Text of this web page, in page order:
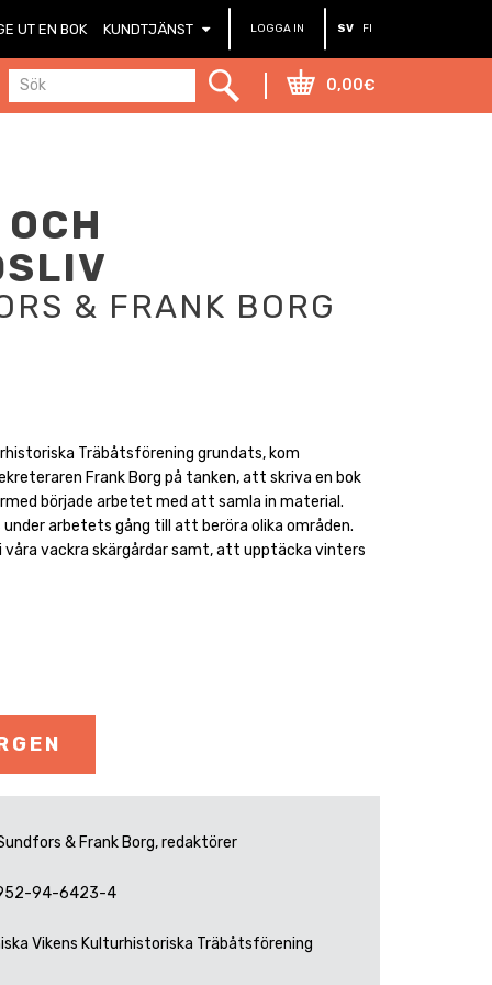
UT EN BOK KUNDTJÄNST LOGGA IN SV FI
0,00€
& FRANK BORG
Träbåtsförening grundats, kom
Frank Borg på tanken, att skriva en bok
började arbetet med att samla in material.
arbetets gång till att beröra olika områden.
vackra skärgårdar samt, att upptäcka vinters
& Frank Borg, redaktörer
94-6423-4
Vikens Kulturhistoriska Träbåtsförening